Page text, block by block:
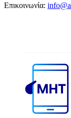
Επικοινωνία: